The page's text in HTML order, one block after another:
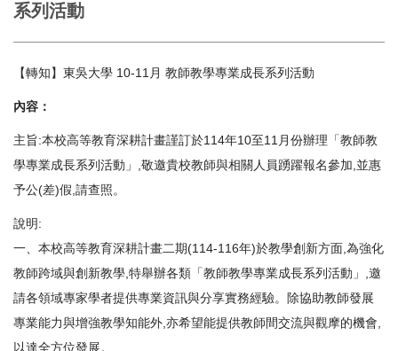
系列活動
【轉知】東吳大學 10-11月 教師教學專業成長系列活動
內容：
主旨:本校高等教育深耕計畫謹訂於114年10至11月份辦理「教師教
學專業成長系列活動」,敬邀貴校教師與相關人員踴躍報名參加,並惠
予公(差)假,請查照。
說明:
一、本校高等教育深耕計畫二期(114-116年)於教學創新方面,為強化
教師跨域與創新教學,特舉辦各類「教師教學專業成長系列活動」,邀
請各領域專家學者提供專業資訊與分享實務經驗。除協助教師發展
專業能力與增強教學知能外,亦希望能提供教師間交流與觀摩的機會,
以達全方位發展。